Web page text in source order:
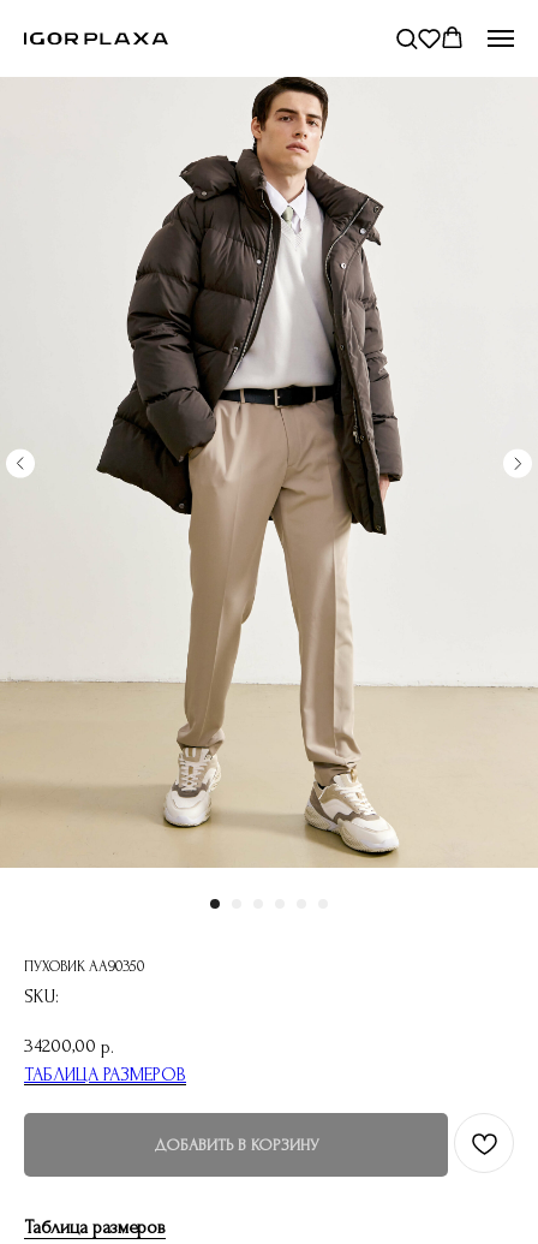
ПУХОВИК АА90350
SKU:
34200,00 р.
ТАБЛИЦА РАЗМЕРОВ
ДОБАВИТЬ В КОРЗИНУ
Таблица размеров